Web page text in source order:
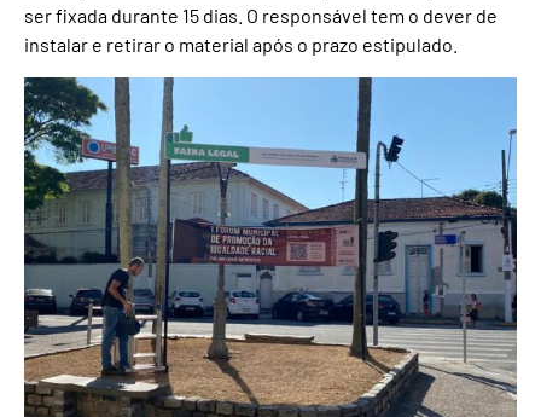
ser fixada durante 15 dias. O responsável tem o dever de
instalar e retirar o material após o prazo estipulado.